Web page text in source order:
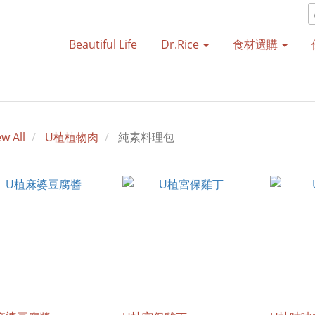
Beautiful Life Dr.Rice 食材選購
All U植植物肉 純素料理包